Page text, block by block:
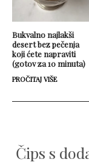
Bukvalno najlakši
desert bez pečenja
koji ćete napraviti
(gotov za 10 minuta)
PROČITAJ VIŠE
Čips s